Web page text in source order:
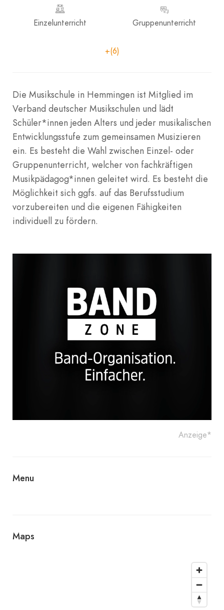
Einzelunterricht Gruppenunterricht
+(6)
Die Musikschule in Hemmingen ist Mitglied im
Verband deutscher Musikschulen und lädt
Schüler*innen jeden Alters und jeder musikalischen
Entwicklungsstufe zum gemeinsamen Musizieren
ein. Es besteht die Wahl zwischen Einzel- oder
Gruppenunterricht, welcher von fachkräftigen
Musikpädagog*innen geleitet wird. Es besteht die
Möglichkeit sich ggfs. auf das Berufsstudium
vorzubereiten und die eigenen Fähigkeiten
individuell zu fördern.
Anzeige*
Menu
Maps